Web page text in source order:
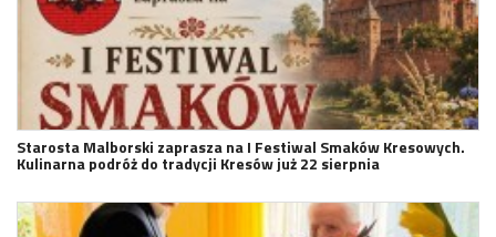
Starosta Malborski zaprasza na I Festiwal Smaków Kresowych.
Kulinarna podróż do tradycji Kresów już 22 sierpnia